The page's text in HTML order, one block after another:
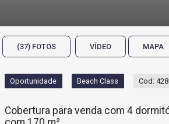
(37) FOTOS VÍDEO MAPA
Oportunidade Beach Class Cod:
Cobertura para venda com 4